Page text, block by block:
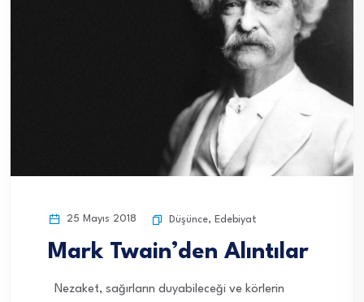
25 Mayıs 2018 Düşünce, Edebiyat
Mark Twain’den Alıntılar
Nezaket, sağırların duyabileceği ve körlerin